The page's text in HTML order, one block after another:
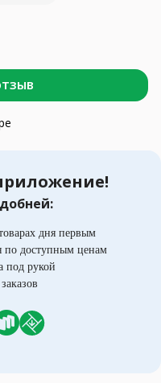
дня первым
по доступным ценам
под рукой